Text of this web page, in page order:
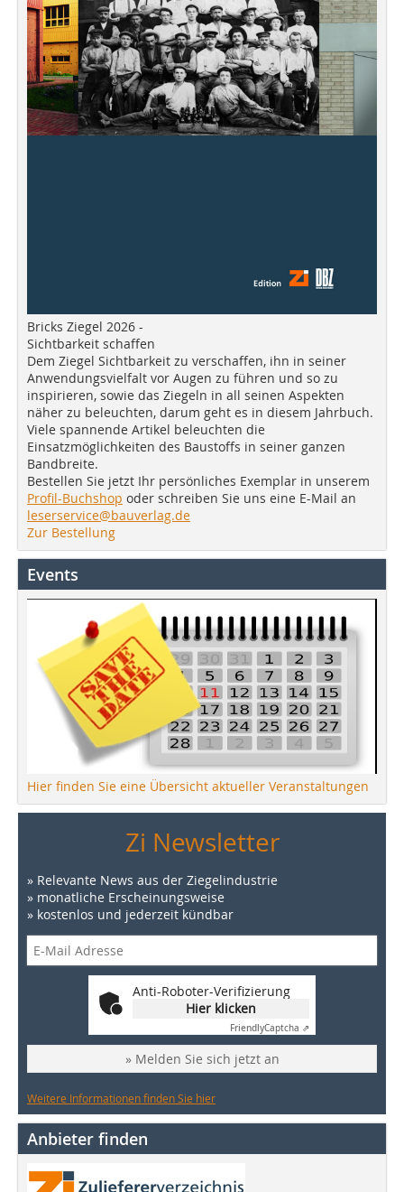
Bricks Ziegel 2026 -
Sichtbarkeit schaffen
Dem Ziegel Sichtbarkeit zu verschaffen, ihn in seiner
Anwendungsvielfalt vor Augen zu führen und so zu
inspirieren, sowie das Ziegeln in all seinen Aspekten
näher zu beleuchten, darum geht es in diesem Jahrbuch.
Viele spannende Artikel beleuchten die
Einsatzmöglichkeiten des Baustoffs in seiner ganzen
Bandbreite.
Bestellen Sie jetzt Ihr persönliches Exemplar in unserem
Profil-Buchshop oder schreiben Sie uns eine E-Mail an
leserservice@bauverlag.de
Zur Bestellung
Events
Hier finden Sie eine Übersicht aktueller Veranstaltungen
Zi Newsletter
» Relevante News aus der Ziegelindustrie
» monatliche Erscheinungsweise
» kostenlos und jederzeit kündbar
Anti-Roboter-Verifizierung
Hier klicken
FriendlyCaptcha ⇗
» Melden Sie sich jetzt an
Weitere Informationen finden Sie hier
Anbieter finden